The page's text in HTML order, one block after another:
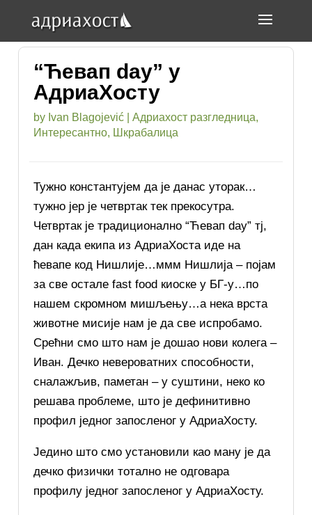
“Ћевап day” у
АдриаХосту
by Ivan Blagojević |Адриахост разгледница,
Интересантно, Шкрабалица
Тужно константујем да је данас уторак…
тужно јер је четвртак тек прекосутра.
Четвртак је традиционално “Ћевап day” тј,
дан када екипа из АдриаХоста иде на
ћевапе код Нишлије…ммм Нишлија – појам
за све остале fast food киоске у БГ-у…по
нашем скромном мишљењу…а нека врста
животне мисије нам је да све испробамо.
Срећни смо што нам је дошао нови колега –
Иван. Дечко невероватних способности,
сналажљив, паметан – у суштини, неко ко
решава проблеме, што је дефинитивно
профил једног запосленог у АдриаХосту.
Једино што смо установили као ману је да
дечко физички тотално не одговара
профилу једног запосленог у АдриаХосту.